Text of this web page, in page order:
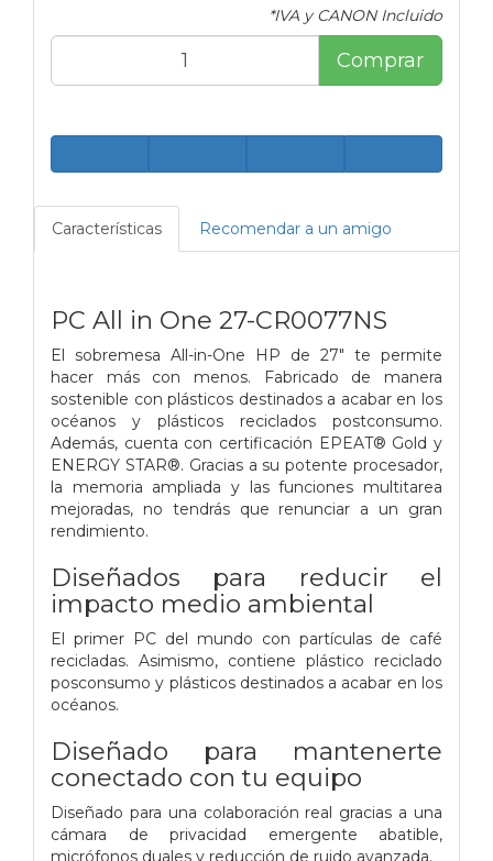
*IVA y CANON Incluido
Comprar
Características Recomendar a un amigo
PC All in One 27-CR0077NS
El sobremesa All-in-One HP de 27" te permite
hacer más con menos. Fabricado de manera
sostenible con plásticos destinados a acabar en los
océanos y plásticos reciclados postconsumo.
Además, cuenta con certificación EPEAT® Gold y
ENERGY STAR®. Gracias a su potente procesador,
la memoria ampliada y las funciones multitarea
mejoradas, no tendrás que renunciar a un gran
rendimiento.
Diseñados para reducir el
impacto medio ambiental
El primer PC del mundo con partículas de café
recicladas. Asimismo, contiene plástico reciclado
posconsumo y plásticos destinados a acabar en los
océanos.
Diseñado para mantenerte
conectado con tu equipo
Diseñado para una colaboración real gracias a una
cámara de privacidad emergente abatible,
micrófonos duales y reducción de ruido avanzada.